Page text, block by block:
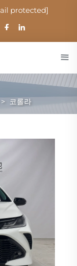
protected]
> 코롤라